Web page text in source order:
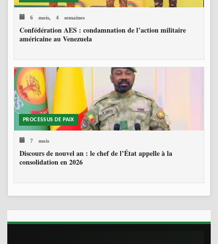
6 mois, 4 semaines
Confédération AES : condamnation de l’action militaire
américaine au Venezuela
PROCESSUS DE PAIX
7 mois
Discours de nouvel an : le chef de l’État appelle à la
consolidation en 2026